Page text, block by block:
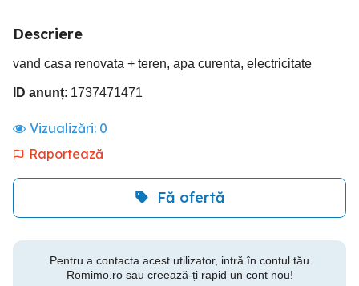
Descriere
vand casa renovata + teren, apa curenta, electricitate
ID anunț: 1737471471
Vizualizări: 0
Raportează
Fă ofertă
Pentru a contacta acest utilizator, intră în contul tău
Romimo.ro sau creează-ți rapid un cont nou!